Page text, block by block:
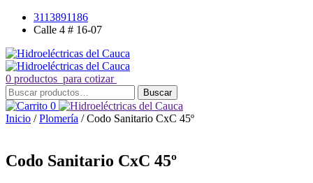
Saltar
3113891186
Calle 4 # 16-07
0 productos para cotizar
Buscar
por:
Buscar
0
Inicio /Plomería / Codo Sanitario CxC 45º
Codo Sanitario CxC 45º